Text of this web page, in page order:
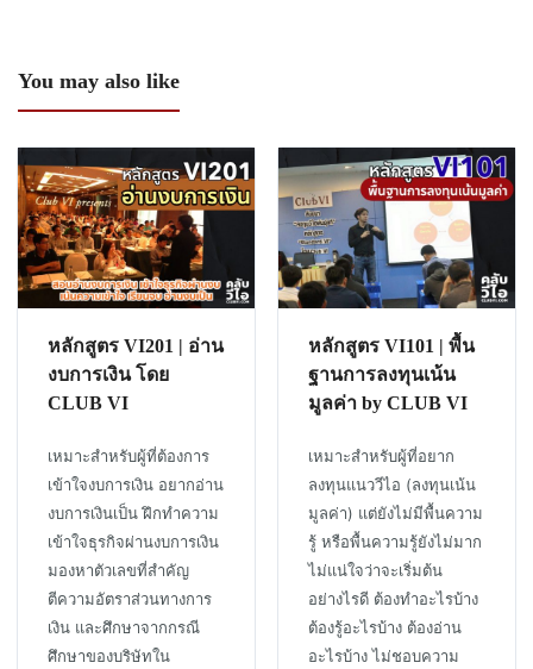
You may also like
หลักสูตร VI201 | อ่าน
งบการเงิน โดย
CLUB VI
เหมาะสำหรับผู้ที่ต้องการ
เข้าใจงบการเงิน อยากอ่าน
งบการเงินเป็น ฝึกทำความ
เข้าใจธุรกิจผ่านงบการเงิน
มองหาตัวเลขที่สำคัญ
ตีความอัตราส่วนทางการ
เงิน และศึกษาจากกรณี
ศึกษาของบริษัทใน
หลักสูตร VI101 | พื้น
ฐานการลงทุนเน้น
มูลค่า by CLUB VI
เหมาะสำหรับผู้ที่อยาก
ลงทุนแนววีไอ (ลงทุนเน้น
มูลค่า) แต่ยังไม่มีพื้นความ
รู้ หรือพื้นความรู้ยังไม่มาก
ไม่แน่ใจว่าจะเริ่มต้น
อย่างไรดี ต้องทำอะไรบ้าง
ต้องรู้อะไรบ้าง ต้องอ่าน
อะไรบ้าง ไม่ชอบความ